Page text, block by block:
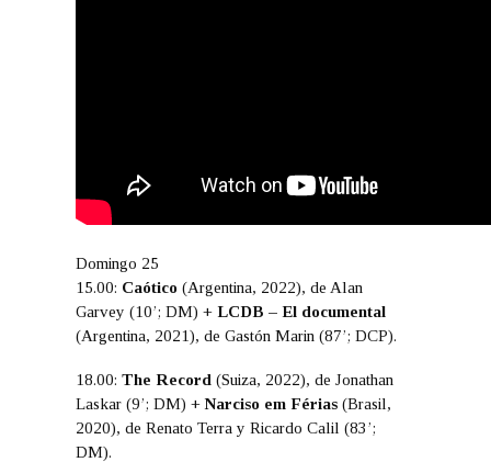
Domingo 25
15.00: Caótico (Argentina, 2022), de Alan
Garvey (10’; DM) + LCDB – El documental
(Argentina, 2021), de Gastón Marin (87’; DCP).
18.00: The Record (Suiza, 2022), de Jonathan
Laskar (9’; DM) +Narciso em Férias (Brasil,
2020), de Renato Terra y Ricardo Calil (83’;
DM).